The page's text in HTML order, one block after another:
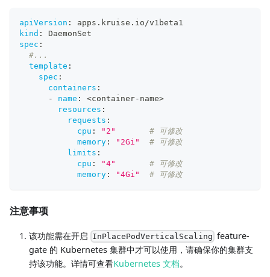
apiVersion :
apps.kruise.io/v1beta1
kind :
DaemonSet
spec :
#...
template :
spec :
containers :
-
name : <container- name>
resources :
requests :
cpu : "2"
# 可修改
memory : "2Gi"
# 可修改
limits :
cpu : "4"
# 可修改
memory : "4Gi" # 可修改
注意事项
该功能需在开启 InPlacePodVerticalScaling feature-
gate 的 Kubernetes 集群中才可以使用，请确保你的集群支
持该功能。详情可查看Kubernetes 文档。